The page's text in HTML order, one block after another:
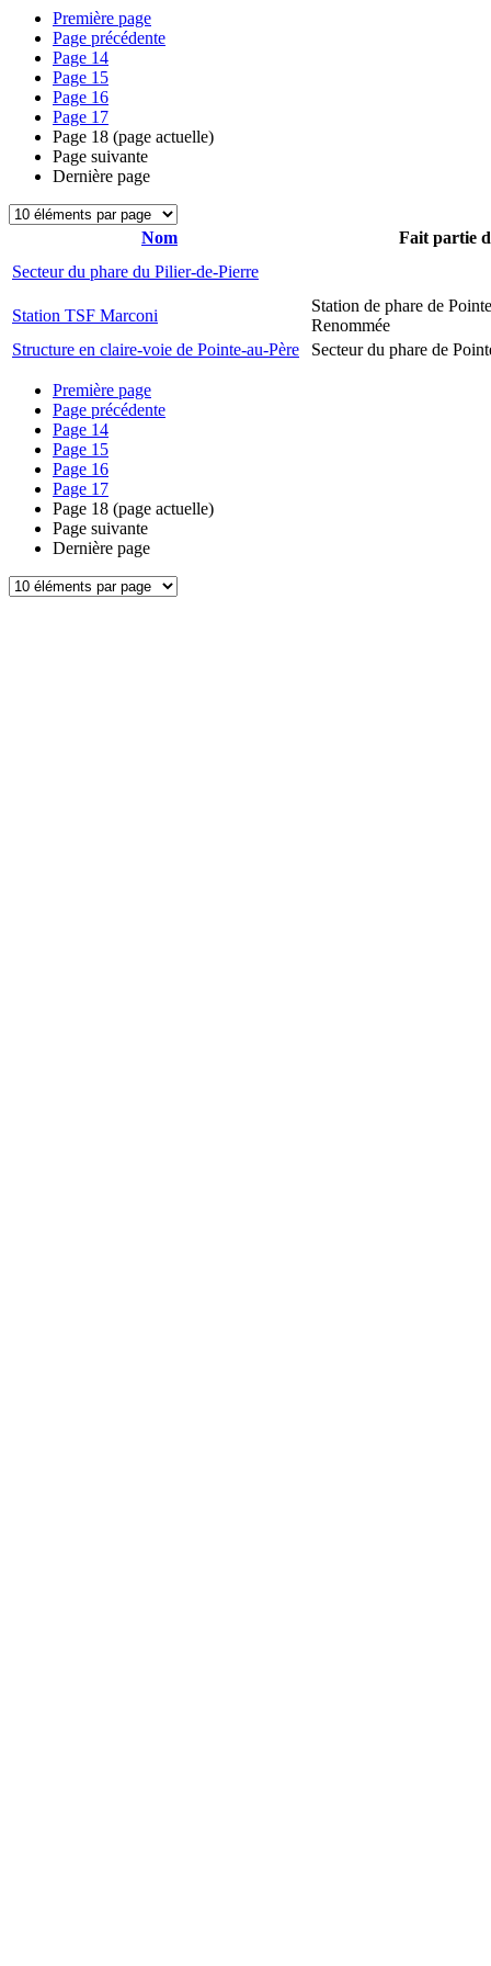
Première page
Page précédente
Page 14
Page 15
Page 16
Page 17
Page 18 (page actuelle)
Page suivante
Dernière page
Nom
Fait partie
Secteur du phare du Pilier-de-Pierre
Station TSF Marconi
Station de phare de
Renommée
Structure en claire-voie de Pointe-au-Père
Secteur du phare de
Première page
Page précédente
Page 14
Page 15
Page 16
Page 17
Page 18 (page actuelle)
Page suivante
Dernière page